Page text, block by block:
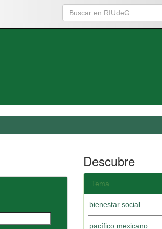
Descubre
Tema
bienestar social
pacífico mexicano